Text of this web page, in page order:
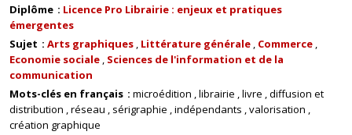
Diplôme
Licence Pro Librairie : enjeux et pratiques
émergentes
Sujet
Arts graphiques Littérature générale Commerce
Economie sociale Sciences de l'information et de la
communication
Mots-clés en français
microédition librairie livre diffusion et
distribution réseau sérigraphie indépendants valorisation
création graphique